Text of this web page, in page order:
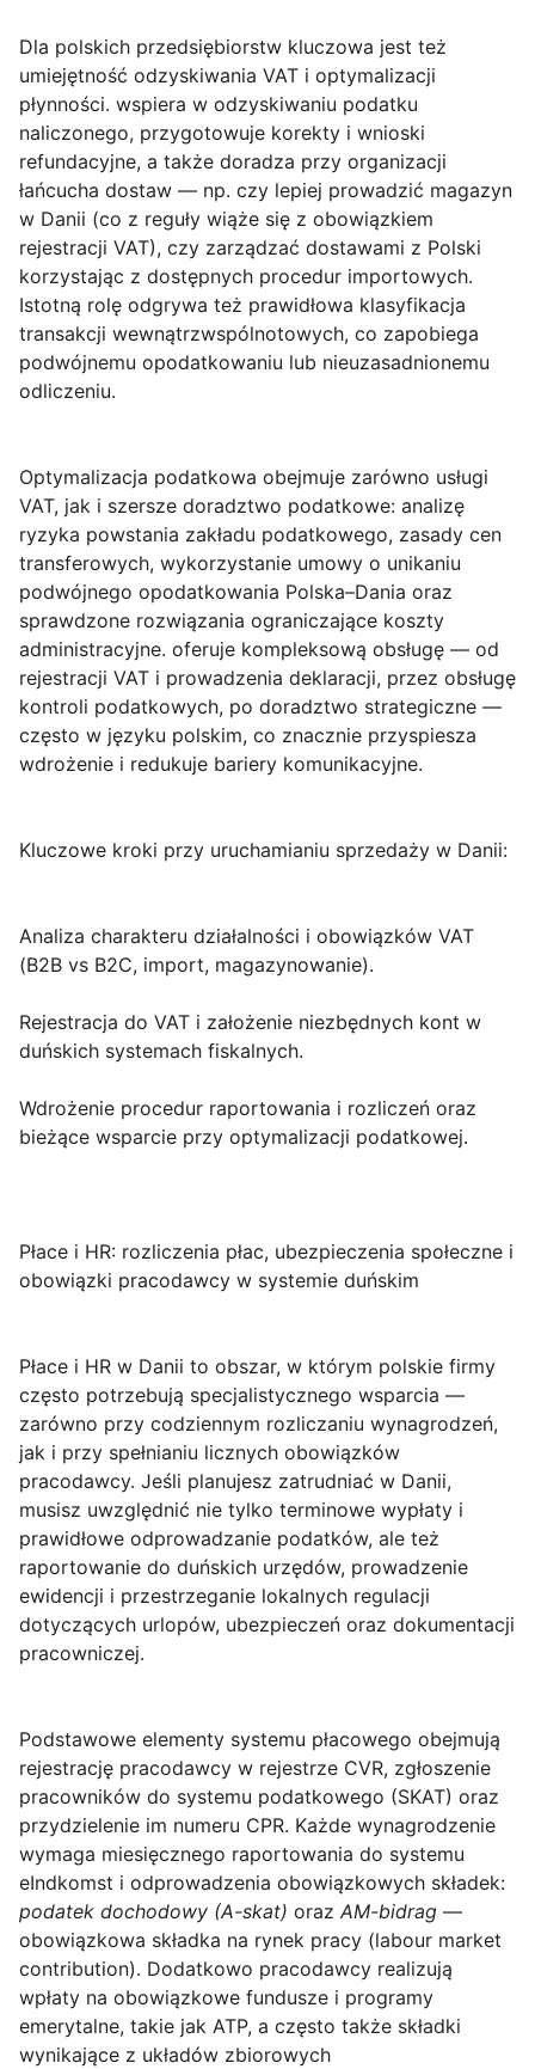
Dla polskich przedsiębiorstw kluczowa jest też
umiejętność odzyskiwania VAT i optymalizacji
płynności. wspiera w odzyskiwaniu podatku
naliczonego, przygotowuje korekty i wnioski
refundacyjne, a także doradza przy organizacji
łańcucha dostaw — np. czy lepiej prowadzić magazyn
w Danii (co z reguły wiąże się z obowiązkiem
rejestracji VAT), czy zarządzać dostawami z Polski
korzystając z dostępnych procedur importowych.
Istotną rolę odgrywa też prawidłowa klasyfikacja
transakcji wewnątrzwspólnotowych, co zapobiega
podwójnemu opodatkowaniu lub nieuzasadnionemu
odliczeniu.
Optymalizacja podatkowa obejmuje zarówno usługi
VAT, jak i szersze doradztwo podatkowe: analizę
ryzyka powstania zakładu podatkowego, zasady cen
transferowych, wykorzystanie umowy o unikaniu
podwójnego opodatkowania Polska–Dania oraz
sprawdzone rozwiązania ograniczające koszty
administracyjne. oferuje kompleksową obsługę — od
rejestracji VAT i prowadzenia deklaracji, przez obsługę
kontroli podatkowych, po doradztwo strategiczne —
często w języku polskim, co znacznie przyspiesza
wdrożenie i redukuje bariery komunikacyjne.
Kluczowe kroki przy uruchamianiu sprzedaży w Danii:
Analiza charakteru działalności i obowiązków VAT
(B2B vs B2C, import, magazynowanie).
Rejestracja do VAT i założenie niezbędnych kont w
duńskich systemach fiskalnych.
Wdrożenie procedur raportowania i rozliczeń oraz
bieżące wsparcie przy optymalizacji podatkowej.
Płace i HR: rozliczenia płac, ubezpieczenia społeczne i
obowiązki pracodawcy w systemie duńskim
Płace i HR w Danii to obszar, w którym polskie firmy
często potrzebują specjalistycznego wsparcia —
zarówno przy codziennym rozliczaniu wynagrodzeń,
jak i przy spełnianiu licznych obowiązków
pracodawcy. Jeśli planujesz zatrudniać w Danii,
musisz uwzględnić nie tylko terminowe wypłaty i
prawidłowe odprowadzanie podatków, ale też
raportowanie do duńskich urzędów, prowadzenie
ewidencji i przestrzeganie lokalnych regulacji
dotyczących urlopów, ubezpieczeń oraz dokumentacji
pracowniczej.
Podstawowe elementy systemu płacowego obejmują
rejestrację pracodawcy w rejestrze CVR, zgłoszenie
pracowników do systemu podatkowego (SKAT) oraz
przydzielenie im numeru CPR. Każde wynagrodzenie
wymaga miesięcznego raportowania do systemu
eIndkomst i odprowadzenia obowiązkowych składek:
podatek dochodowy (A-skat) oraz AM-bidrag —
obowiązkowa składka na rynek pracy (labour market
contribution). Dodatkowo pracodawcy realizują
wpłaty na obowiązkowe fundusze i programy
emerytalne, takie jak ATP, a często także składki
wynikające z układów zbiorowych